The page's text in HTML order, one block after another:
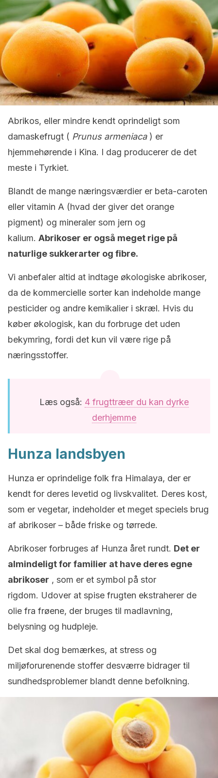
Abrikos, eller mindre kendt oprindeligt som
damaskefrugt ( Prunus armeniaca) er
hjemmehørende i Kina. I dag producerer de det
meste i Tyrkiet.
Blandt de mange næringsværdier er beta-caroten
eller vitamin A (hvad der giver det orange
pigment) og mineraler som jern og
kalium. Abrikoser er også meget rige på
naturlige sukkerarter og fibre.
Vi anbefaler altid at indtage økologiske abrikoser,
da de kommercielle sorter kan indeholde mange
pesticider og andre kemikalier i skræl. Hvis du
køber økologisk, kan du forbruge det uden
bekymring, fordi det kun vil være rige på
næringsstoffer.
Læs også: 4 frugttræer du kan dyrke
derhjemme
Hunza landsbyen
Hunza er oprindelige folk fra Himalaya, der er
kendt for deres levetid og livskvalitet. Deres kost,
som er vegetar, indeholder et meget speciels brug
af abrikoser – både friske og tørrede.
Abrikoser forbruges af Hunza året rundt. Det er
almindeligt for familier at have deres egne
abrikoser , som er et symbol på stor
rigdom. Udover at spise frugten ekstraherer de
olie fra frøene, der bruges til madlavning,
belysning og hudpleje.
Det skal dog bemærkes, at stress og
miljøforurenende stoffer desværre bidrager til
sundhedsproblemer blandt denne befolkning.